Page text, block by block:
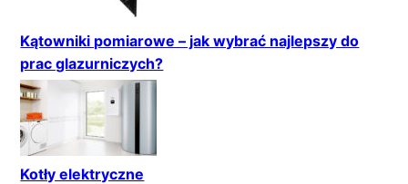
Kątowniki pomiarowe – jak wybrać najlepszy do
prac glazurniczych?
Kotły elektryczne